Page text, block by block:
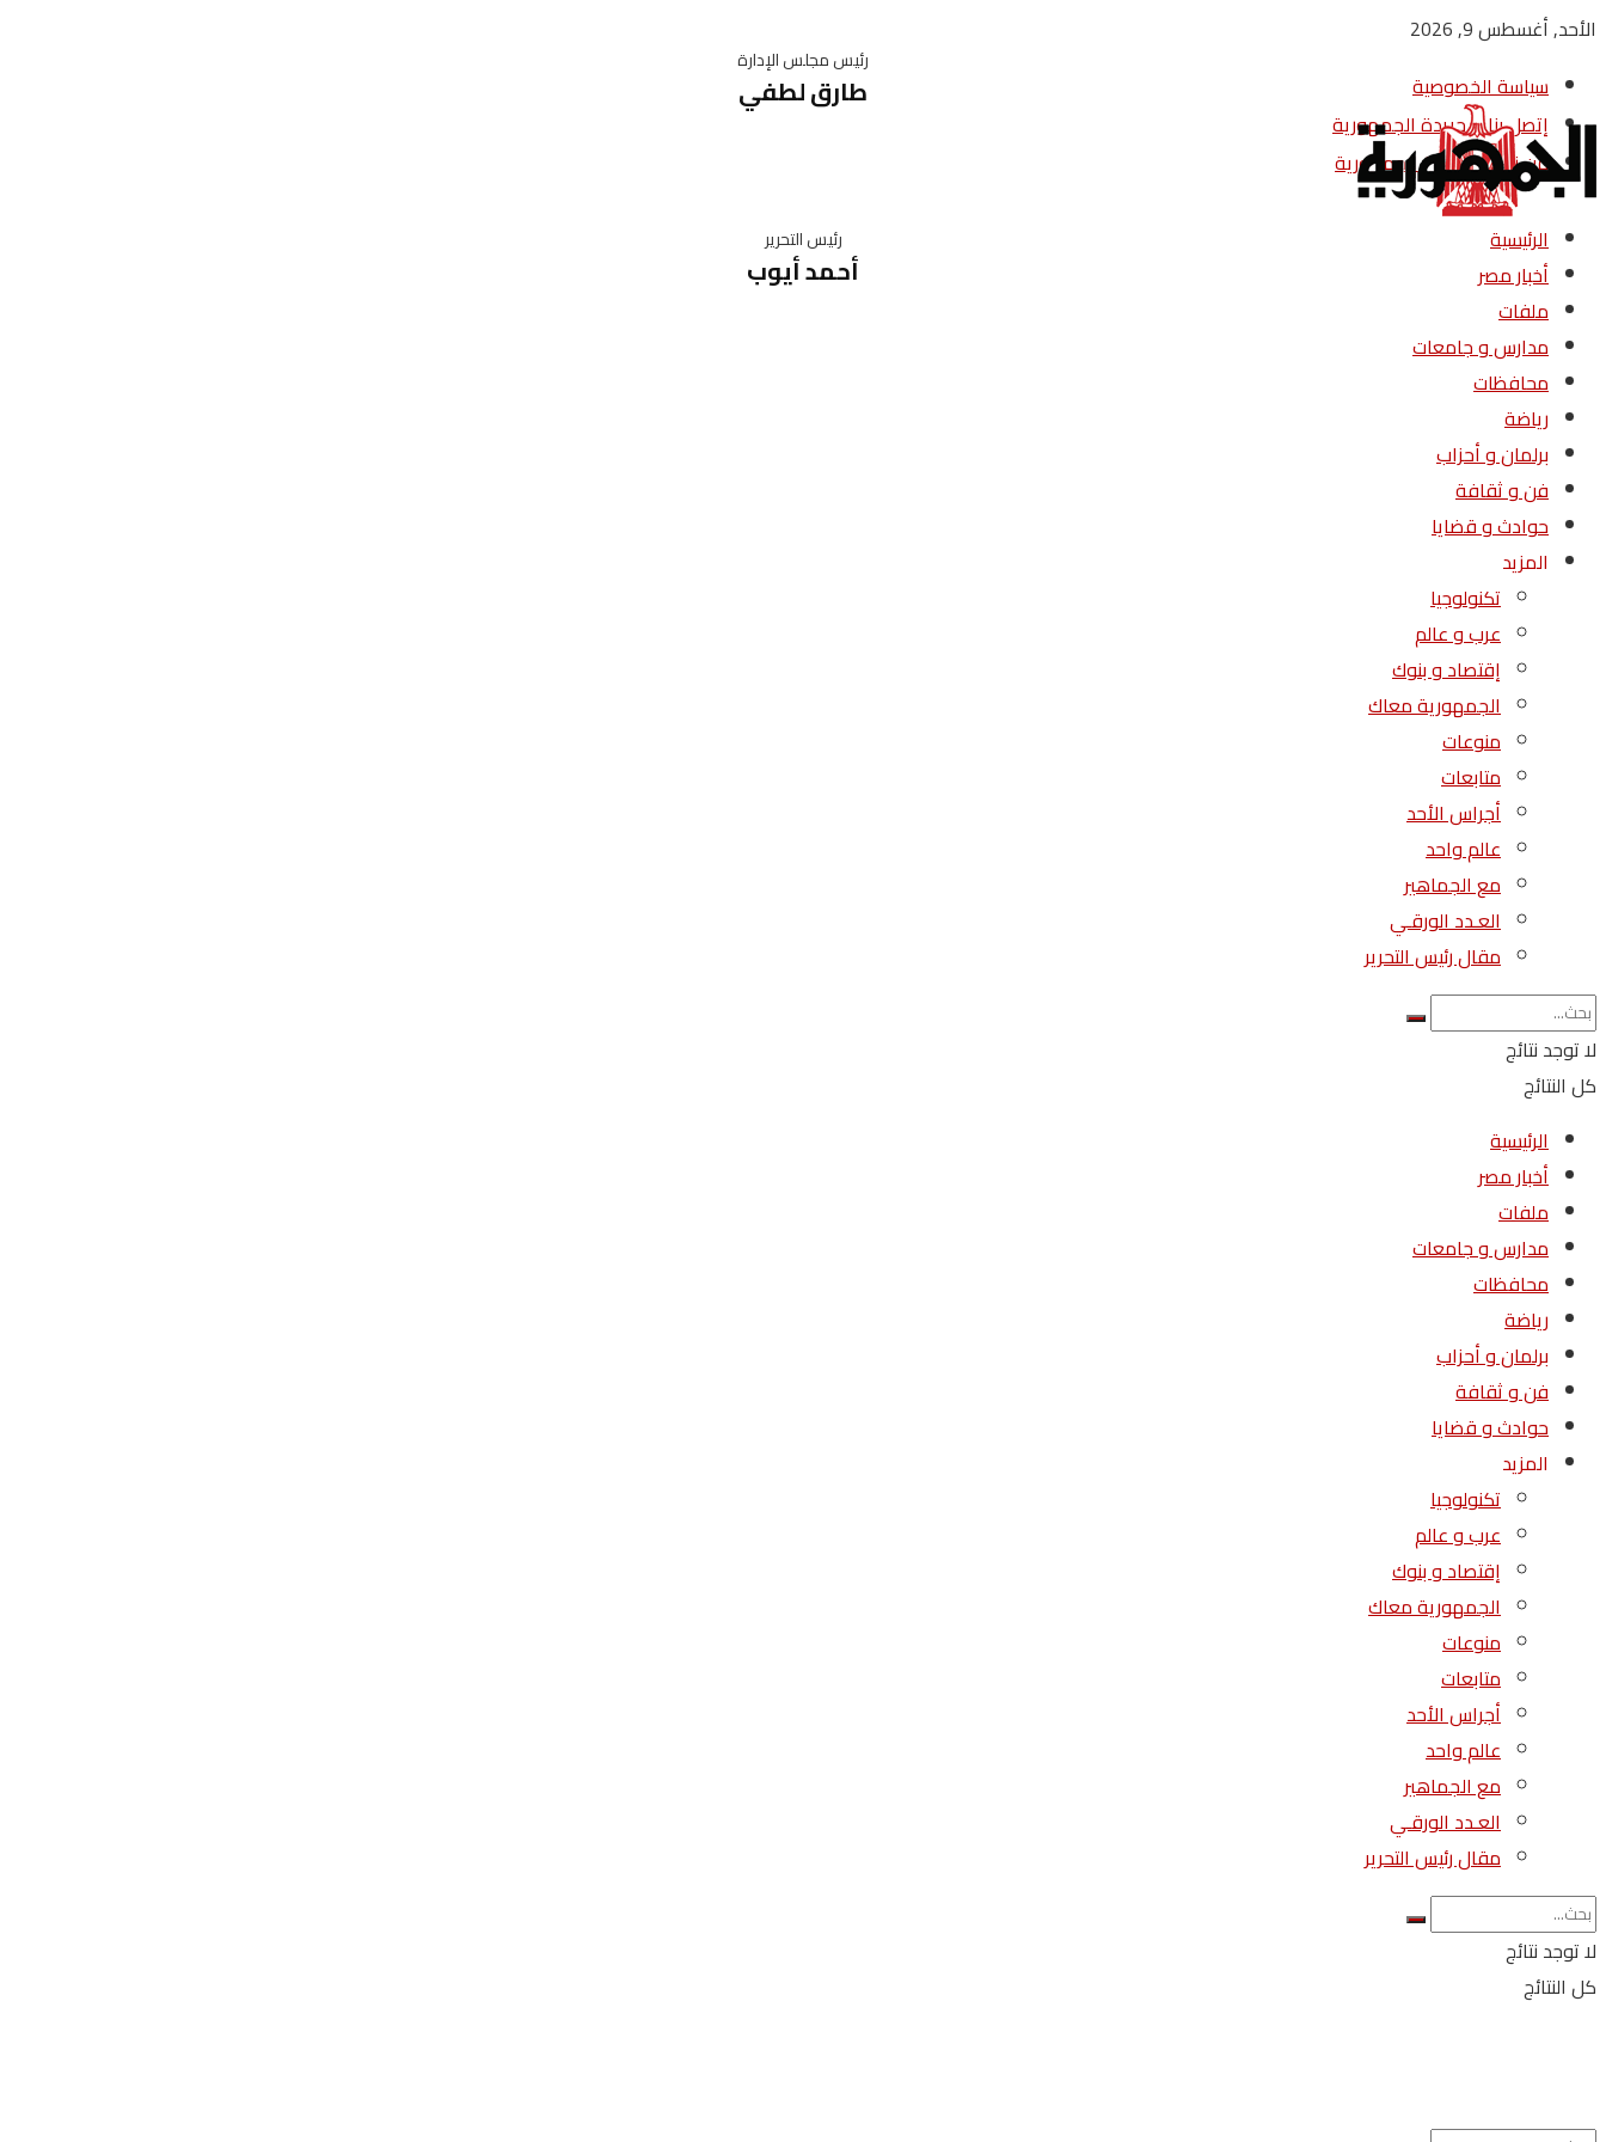
الأحد, أغسطس 9, 2026
سياسة الخصوصية
إتصل بنا – جريدة الجمهورية
من نحن – جريدة الجمهورية
رئيس مجلس الإدارة
طارق لطفي
رئيس التحرير
أحمد أيوب
الرئيسية
أخبار مصر
ملفات
مدارس و جامعات
محافظات
رياضة
برلمان و أحزاب
فن و ثقافة
حوادث و قضايا
المزيد
تكنولوجيا
عرب و عالم
إقتصاد و بنوك
الجمهورية معاك
منوعات
متابعات
أجراس الأحد
عالم واحد
مع الجماهير
العـدد الورقـي
مقال رئيس التحرير
لا توجد نتائج
كل النتائج
الرئيسية
أخبار مصر
ملفات
مدارس و جامعات
محافظات
رياضة
برلمان و أحزاب
فن و ثقافة
حوادث و قضايا
المزيد
تكنولوجيا
عرب و عالم
إقتصاد و بنوك
الجمهورية معاك
منوعات
متابعات
أجراس الأحد
عالم واحد
مع الجماهير
العـدد الورقـي
مقال رئيس التحرير
لا توجد نتائج
كل النتائج